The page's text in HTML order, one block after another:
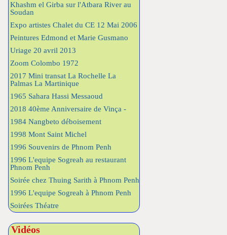
Khashm el Girba sur l'Atbara River au
Soudan
Expo artistes Chalet du CE 12 Mai 2006
Peintures Edmond et Marie Gusmano
Uriage 20 avril 2013
Zoom Colombo 1972
2017 Mini transat La Rochelle La
Palmas La Martinique
1965 Sahara Hassi Messaoud
2018 40ème Anniversaire de Vinça -
1984 Nangbeto déboisement
1998 Mont Saint Michel
1996 Souvenirs de Phnom Penh
1996 L'equipe Sogreah au restaurant
Phnom Penh
Soirée chez Thuing Sarith à Phnom Penh
1996 L'equipe Sogreah à Phnom Penh
Soirées Théatre
Vidéos